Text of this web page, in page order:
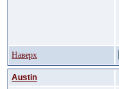
Наверх
Austin